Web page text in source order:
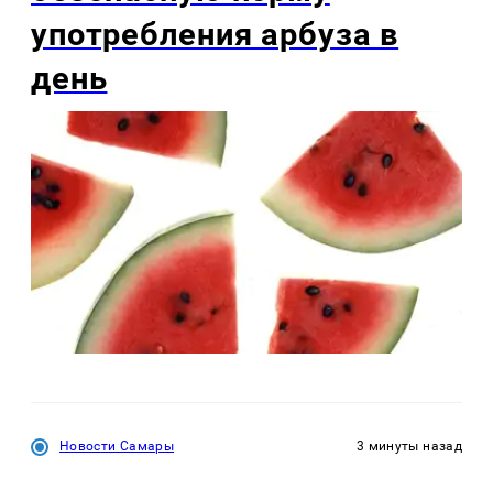
употребления арбуза в
день
Новости Самары 3 минуты назад